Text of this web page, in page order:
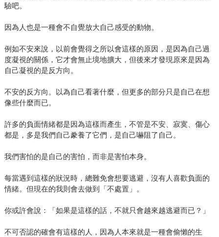
驗吧。
因為人也是一種會不自覺放大自己感受的動物。
例如不安來說，以前會覺得之所以會這樣的原因，是因為自己過
度凝視的關係，它才會無止境地擴大，但後來才發現原來是因為
自己凝視的是反方向。
不安的反方向。以為自己看著什麼，但更多的部分只是自己在想
像些什麼而已。
許多的負面情緒都是因為這樣而產生，不管是不安、寂寞、傷心
都是，多是我們自己豢養了它們，是自己嚇阻了自己。
我們害怕的是自己的害怕，而非是害怕本身。
每當遇到這樣的狀況時，總難免會想要逃避，沒有人喜歡負面的
情緒。但現在的我則會去做到「不處置」。
你或許會說：「如果是這樣的話，不就只會越來越逃避而已？」
不可否認的確會有這樣的人，因為人本來就是一種會偷懶的生